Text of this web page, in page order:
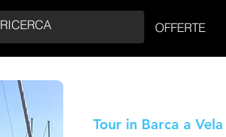
OFFERTE
Tour in Barca a Vela